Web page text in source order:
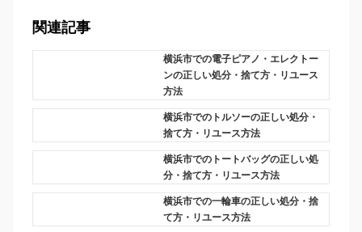
関連記事
横浜市での電子ピアノ・エレクトー
ンの正しい処分・捨て方・リユース
方法
横浜市でのトルソーの正しい処分・
捨て方・リユース方法
横浜市でのトートバッグの正しい処
分・捨て方・リユース方法
横浜市での一輪車の正しい処分・捨
て方・リユース方法